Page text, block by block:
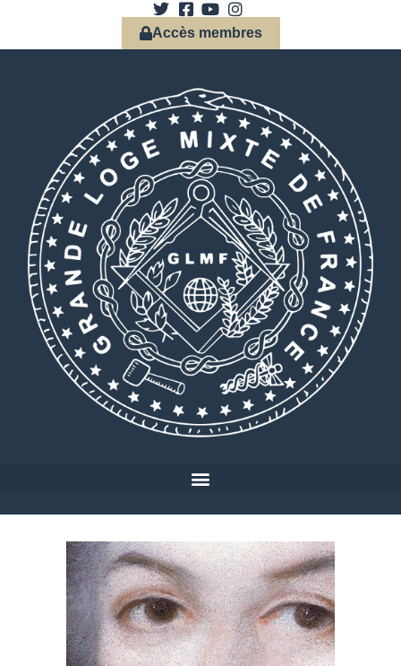
Accès membres